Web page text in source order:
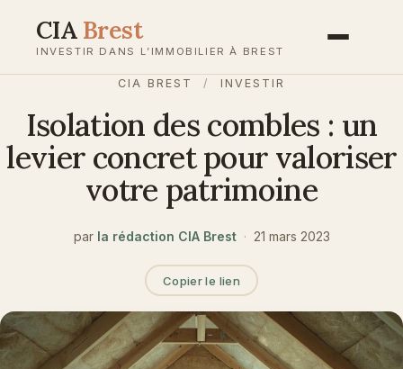
CIA Brest
INVESTIR DANS L’IMMOBILIER À BREST
CIA BREST / INVESTIR
Isolation des combles : un
levier concret pour valoriser
votre patrimoine
par la rédaction CIA Brest · 21 mars 2023
Copier le lien